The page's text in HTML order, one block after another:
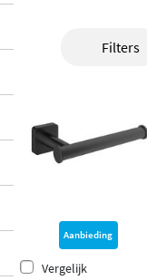
de uitstraling van
badkamer. Met een
al je stijl en luxe uit.
k om een toiletrol bij
uw voordeel in
hieronder de
Filters
Aanbieding
Vergelijk